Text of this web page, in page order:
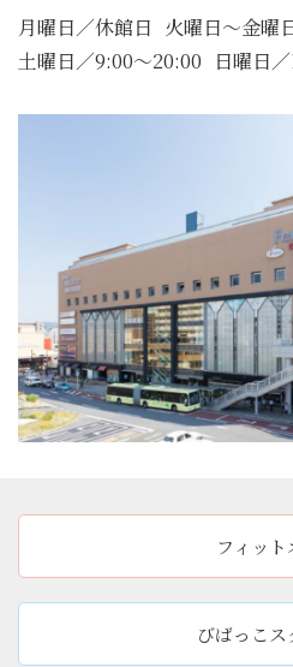
月曜日／休館日 火曜日〜金曜
土曜日／9:00〜20:00
日曜日
フィット
びばっこ